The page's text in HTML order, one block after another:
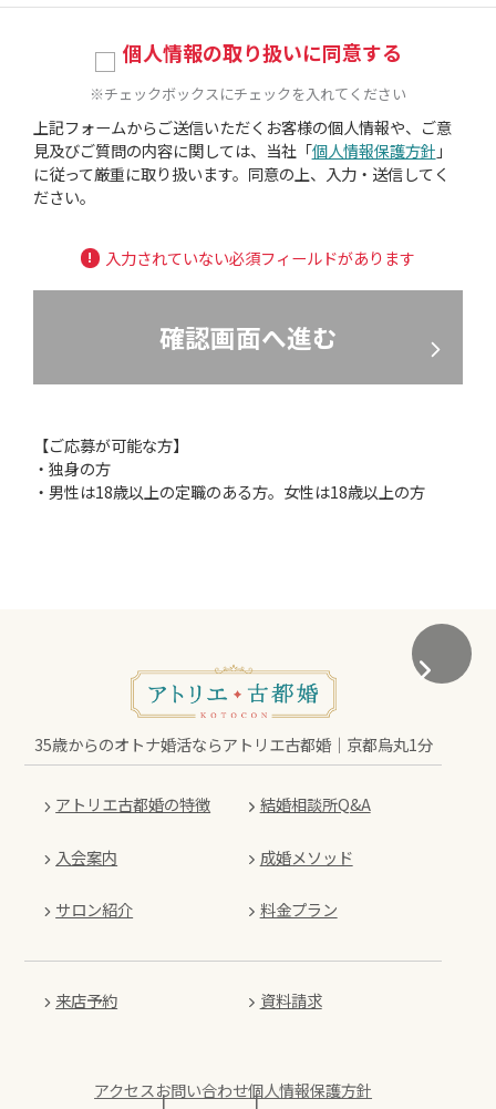
個人情報の取り扱いに同意する
※チェックボックスにチェックを入れてください
上記フォームからご送信いただくお客様の個人情報や、ご意
見及びご質問の内容に関しては、当社「個人情報保護方針 」
に従って厳重に取り扱います。同意の上、入力・送信してく
ださい。
入力されていない必須フィールドがあります
【ご応募が可能な方】
・独身の方
・男性は18歳以上の定職のある方。女性は18歳以上の方
35歳からのオトナ婚活ならアトリエ古都婚｜京都烏丸1分
アトリエ古都婚の特徴
入会案内
サロン紹介
結婚相談所Q&A
成婚メソッド
料金プラン
来店予約 資料請求
アクセスお問い合わせ個人情報保護方針